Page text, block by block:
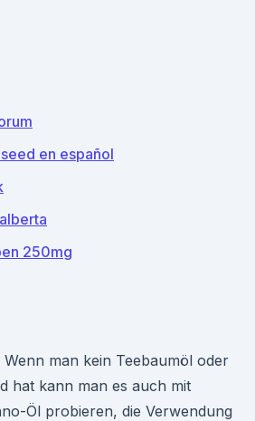
en español
250mg
man kein Teebaumöl oder
hat kann man es auch mit
Öl probieren, die Verwendung